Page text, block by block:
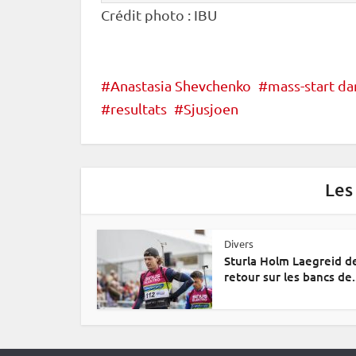
Crédit photo : IBU
Anastasia Shevchenko
mass-start
resultats
Sjusjoen
Divers
Sturla Holm Laegreid
retour sur les bancs